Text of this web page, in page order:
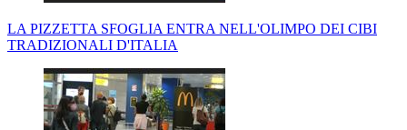
LA PIZZETTA SFOGLIA ENTRA NELL'OLIMPO DEI CIBI
TRADIZIONALI D'ITALIA